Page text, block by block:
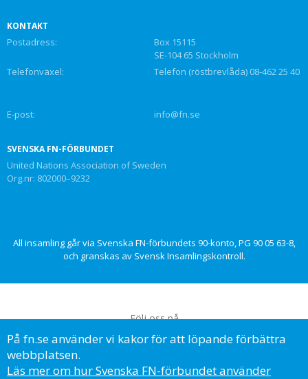
KONTAKT
Postadress:
Box 15115
SE-104 65 Stockholm
Telefonväxel:
Telefon (röstbrevlåda) 08-462 25 40
E-post: info@fn.se
SVENSKA FN-FÖRBUNDET
United Nations Association of Sweden
Org.nr: 802000–9232
All insamling går via Svenska FN-förbundets 90-konto, PG 90 05 63-8,
och granskas av Svensk Insamlingskontroll.
Följ oss på
På fn.se använder vi kakor för att löpande förbättra
webbplatsen.
Läs mer om hur Svenska FN-förbundet använder